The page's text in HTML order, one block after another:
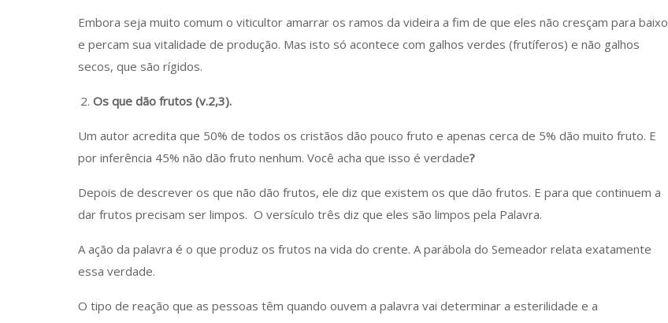
Embora seja muito comum o viticultor amarrar os ramos da videira a fim de que eles não cresçam para baixo
e percam sua vitalidade de produção. Mas isto só acontece com galhos verdes (frutíferos) e não galhos
secos, que são rígidos.
Os que dão frutos (v.2,3).
Um autor acredita que 50% de todos os cristãos dão pouco fruto e apenas cerca de 5% dão muito fruto. E
por inferência 45% não dão fruto nenhum. Você acha que isso é verdade?
Depois de descrever os que não dão frutos, ele diz que existem os que dão frutos. E para que continuem a
dar frutos precisam ser limpos. O versículo três diz que eles são limpos pela Palavra.
A ação da palavra é o que produz os frutos na vida do crente. A parábola do Semeador relata exatamente
essa verdade.
O tipo de reação que as pessoas têm quando ouvem a palavra vai determinar a esterilidade e a